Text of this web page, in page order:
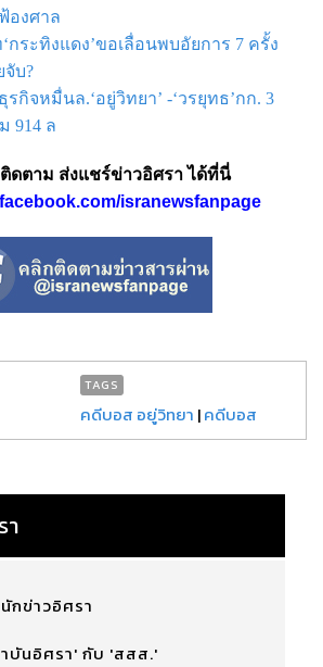
องศาล
กระทิงแดง’ขอเลื่อนพบอัยการ 7 ครั้ง
บ?
กิจหมื่นล.‘อยู่วิทยา’ -‘วรยุทธ’กก. 3
914 ล
ดตาม ส่งแชร์ข่าวอิศรา ได้ที่นี่
isranewsfanpage
TAGS
คดีบอส อยู่วิทยา |คดีบอส
า
กข่าวอิศรา
บันอิศรา' กับ 'สสส.'